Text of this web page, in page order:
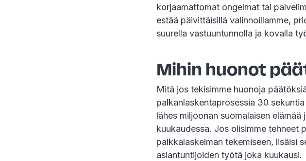
korjaamattomat ongelmat tai
estää päivittäisillä valinnoillamme,
suurella vastuuntunnolla ja kovalla
Mihin huonot
Mitä jos tekisimme huonoja
palkanlaskentaprosessia 30
lähes miljoonan suomalaisen
kuukaudessa. Jos olisimme tehneet
palkkalaskelman tekemiseen, lisäisi
asiantuntijoiden työtä joka kuukausi.